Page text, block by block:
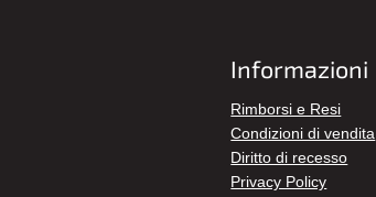
Informazioni
Rimborsi e Resi
Condizioni di vendita
Diritto di recesso
Privacy Policy